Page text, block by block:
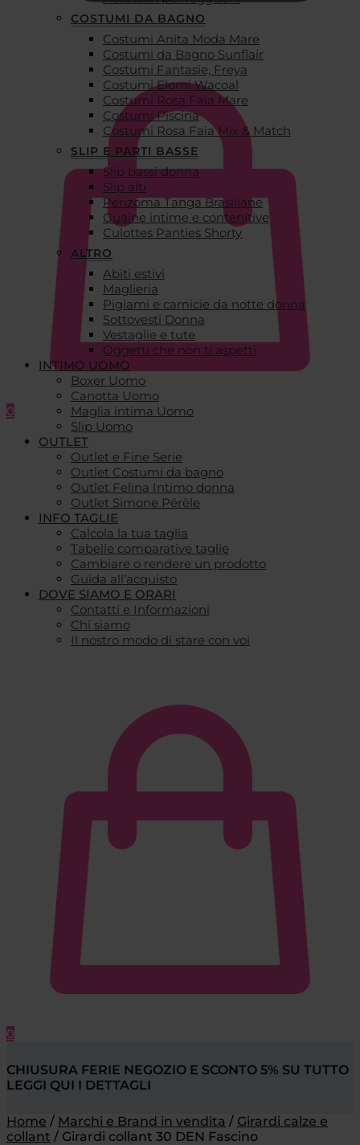
0
COSTUMI DA BAGNO
Costumi Anita Moda Mare
Costumi da Bagno Sunflair
Costumi Fantasie, Freya
Costumi Elomi Wacoal
Costumi Rosa Faia Mare
Costumi Piscina
Costumi Rosa Faia Mix & Match
SLIP E PARTI BASSE
Slip bassi donna
Slip alti
Perizoma Tanga Brasiliane
Guaine intime e contenitive
Culottes Panties Shorty
ALTRO
Abiti estivi
Maglieria
Pigiami e camicie da notte donna
Sottovesti Donna
Vestaglie e tute
Oggetti che non ti aspetti
INTIMO UOMO
Boxer Uomo
Canotta Uomo
Maglia intima Uomo
Slip Uomo
OUTLET
Outlet e Fine Serie
Outlet Costumi da bagno
Outlet Felina Intimo donna
Outlet Simone Pérèle
INFO TAGLIE
Calcola la tua taglia
Tabelle comparative taglie
Cambiare o rendere un prodotto
Guida all’acquisto
DOVE SIAMO E ORARI
Contatti e Informazioni
Chi siamo
Il nostro modo di stare con voi
0
CHIUSURA FERIE NEGOZIO E SCONTO 5% SU TUTTO
LEGGI QUI I DETTAGLI
Home / Marchi e Brand in vendita / Girardi calze e
collant / Girardi collant 30 DEN Fascino